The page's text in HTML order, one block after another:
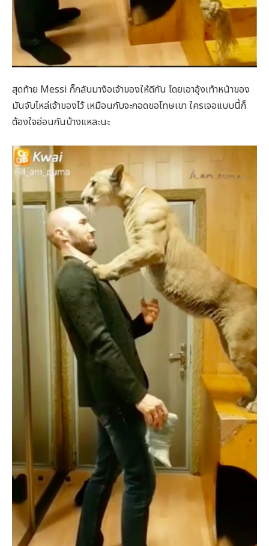
สุดท้าย Messi ก็กลับมาง้อเจ้าของให้ดีกัน โดยเอาอุ้งเท้าหน้าของ
มันจับไหล่เจ้าของไว้ เหมือนกับจะกอดขอโทษเขา ใครเจอแบบนี้ก็
ต้องใจอ่อนกันบ้างแหละนะ